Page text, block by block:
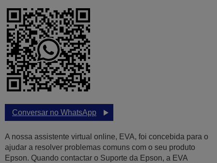
Conversar no WhatsApp
A nossa assistente virtual online, EVA, foi concebida para o
ajudar a resolver problemas comuns com o seu produto
Epson. Quando contactar o Suporte da Epson, a EVA